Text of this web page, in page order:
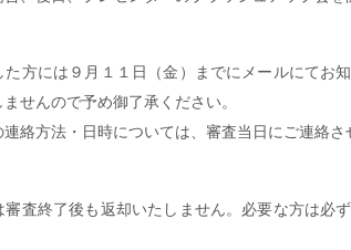
た方には９月１１日（金）までにメールにてお
せんので予め御了承ください。
絡方法・日時については、審査当日にご連絡さ
審査終了後も返却いたしません。必要な方は必